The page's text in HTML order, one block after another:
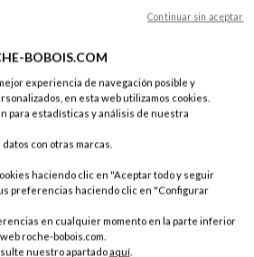
sido diseñados por Antoine Fritsch & Vivien
es la de una silla giratoria que aporta
levantarla para salir de la mesa, y el placer de
BOBOIS.COM
experiencia de navegación posible y
en esta web utilizamos cookies.
para estadísticas y análisis de nuestra
con otras marcas.
haciendo clic en "Aceptar todo y seguir
preferencias haciendo clic en "Configurar
en cualquier momento en la parte inferior
roche-bobois.com.
nuestro apartadoaquí.
Continuar sin aceptar